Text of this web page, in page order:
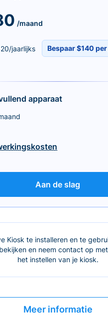
/maand
jaarlijks Bespaar $140
apparaat
Aan de slag
Kiosk te installeren en te
en neem contact op
het instellen van je kiosk.
Meer informatie